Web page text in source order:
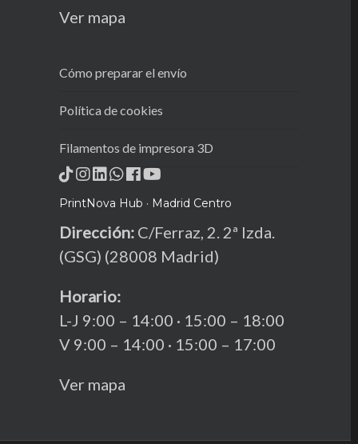
Ver mapa
Cómo preparar el envío
Política de cookies
Filamentos de impresora 3D
PrintNova Hub · Madrid Centro
Dirección: C/Ferraz, 2. 2ª Izda.
(GSG) (28008 Madrid)
Horario:
L-J 9:00 – 14:00 · 15:00 – 18:00
V 9:00 – 14:00 · 15:00 – 17:00
Ver mapa